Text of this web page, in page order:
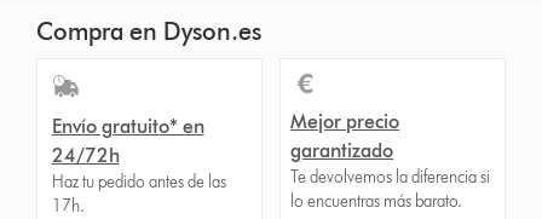
Compra en Dyson.es
Envío gratuito* en
24/72h
Haz tu pedido antes de las
17h.
Mejor precio
garantizado
Te devolvemos la diferencia si
lo encuentras más barato.